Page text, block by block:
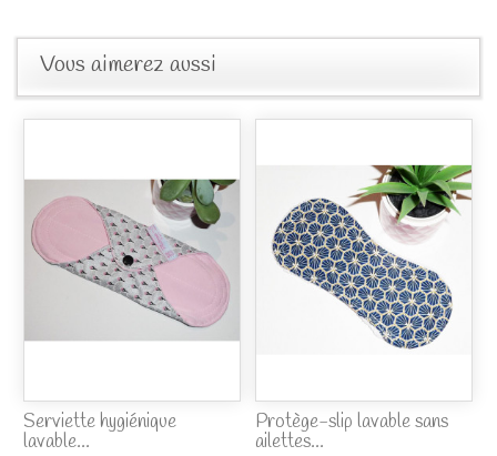
Vous aimerez aussi
Serviette hygiénique
lavable...
Protège-slip lavable sans
ailettes...